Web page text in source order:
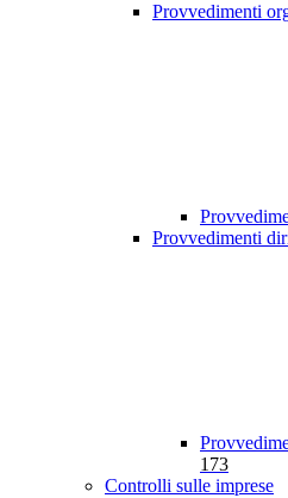
Provvedimenti
Provvedimenti
173
Controlli sulle imprese